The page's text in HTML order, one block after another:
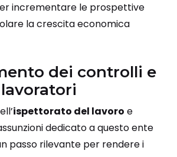
incrementare le prospettive
la crescita economica
dei controlli e
ispettorato del lavoro e
dedicato a questo ente
passo rilevante per rendere i